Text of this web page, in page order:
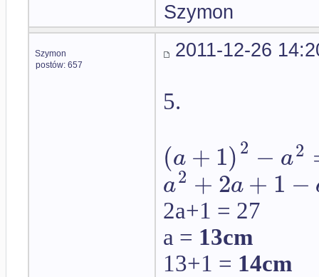
Szymon
Szymon
postów: 657
2011-12-26
5.
(a +1)2 − a2
a2 +2a+ 1 −
2a+1 = 27
a = 13cm
13+1 = 14cm